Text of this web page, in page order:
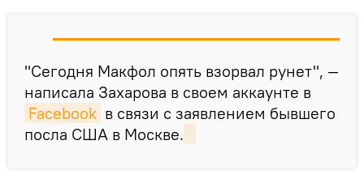
"Сегодня Макфол опять взорвал рунет", —
написала Захарова в своем аккаунте в
Facebook в связи с заявлением бывшего
посла США в Москве.